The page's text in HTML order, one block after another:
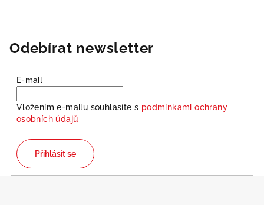
Odebírat newsletter
E-mail
Vložením e-mailu souhlasíte s podmínkami ochrany
osobních údajů
Přihlásit se